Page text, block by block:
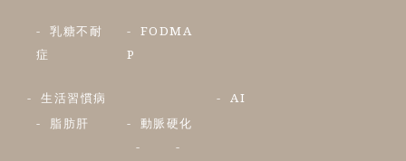
乳糖不耐
症
FODMA
P
生活習慣病
脂肪肝
動脈硬化
AI